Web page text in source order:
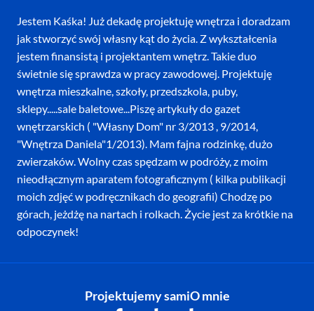
Jestem Kaśka! Już dekadę projektuję wnętrza i doradzam
jak stworzyć swój własny kąt do życia. Z wykształcenia
jestem finansistą i projektantem wnętrz. Takie duo
świetnie się sprawdza w pracy zawodowej. Projektuję
wnętrza mieszkalne, szkoły, przedszkola, puby,
sklepy.....sale baletowe...Piszę artykuły do gazet
wnętrzarskich ( "Własny Dom" nr 3/2013 , 9/2014,
"Wnętrza Daniela"1/2013). Mam fajna rodzinkę, dużo
zwierzaków. Wolny czas spędzam w podróży, z moim
nieodłącznym aparatem fotograficznym ( kilka publikacji
moich zdjęć w podręcznikach do geografii) Chodzę po
górach, jeżdżę na nartach i rolkach. Życie jest za krótkie na
odpoczynek!
Projektujemy samiO mnie